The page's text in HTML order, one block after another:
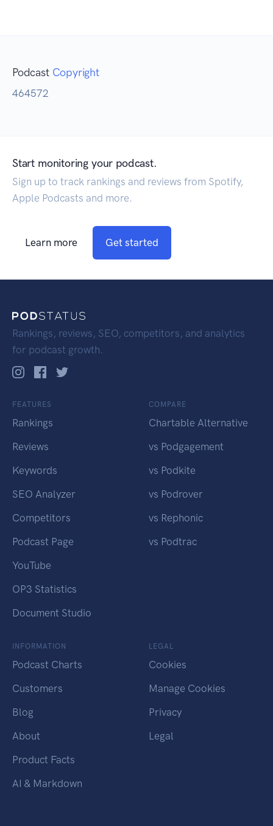
Podcast Copyright
464572
Start monitoring your podcast.
Sign up to track rankings and reviews from Spotify,
Apple Podcasts and more.
Learn more Get started
Rankings, reviews, SEO, competitors, and analytics
for podcast growth.
FEATURES
Rankings
Reviews
Keywords
SEO Analyzer
Competitors
Podcast Page
YouTube
OP3 Statistics
Document Studio
COMPARE
Chartable Alternative
vs Podgagement
vs Podkite
vs Podrover
vs Rephonic
vs Podtrac
INFORMATION
Podcast Charts
Customers
Blog
About
Product Facts
AI & Markdown
LEGAL
Cookies
Manage Cookies
Privacy
Legal